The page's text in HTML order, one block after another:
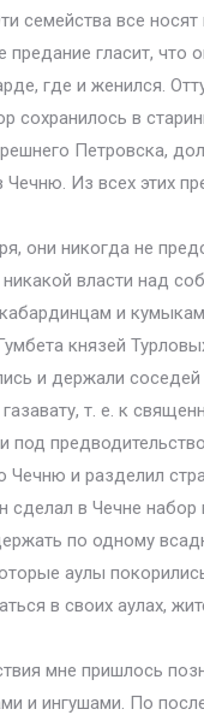
семейства все
предание гласит,
где и женился.
сохранилось в
Петровска,
Чечню. Из всех этих
они никогда не
власти над
и
князей
и держали
т. е. к
под
Чечню и разделил
сделал в Чечне
по одному
аулы
в своих аулах,
мне пришлось
и ингушами. По